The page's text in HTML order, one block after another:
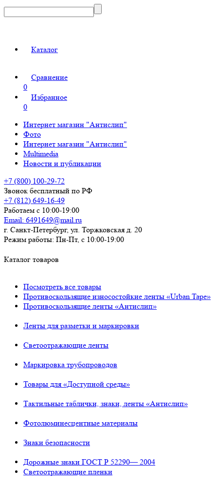
Каталог
Сравнение
0
Избранное
0
Интернет магазин "Антислип"
Фото
Интернет магазин "Антислип"
Multimedia
Новости и публикации
+7 (800) 100-29-72
Звонок бесплатный по РФ
+7 (812) 649-16-49
Работаем с 10:00-19:00
Email: 6491649@mail.ru
г. Санкт-Петербург, ул. Торжковская д. 20
Режим работы: Пн-Пт, с 10:00-19:00
Каталог товаров
Посмотреть все товары
Противоскользящие износостойкие ленты «Urban Tape»
Противоскользящие ленты «Антислип»
Ленты для разметки и маркировки
Светоотражающие ленты
Маркировка трубопроводов
Товары для «Доступной среды»
Тактильные таблички, знаки, ленты «Антислип»
Фотолюминесцентные материалы
Знаки безопасности
Дорожные знаки ГОСТ Р 52290— 2004
Светоотражающие пленки